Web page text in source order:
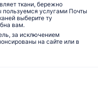
ткани, бережно
услугами Почты
выберите ту
вам.
за исключением
на сайте или в